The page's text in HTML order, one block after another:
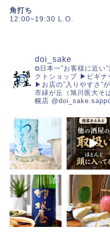
角打ち
12:00~19:30 L.O.
doi_sake
⧉日本一”お客様に近い
クトショップ▶︎ビギナ
▶︎お店の”入りやすさ”
市緑が丘（旭川医大そ
幌店